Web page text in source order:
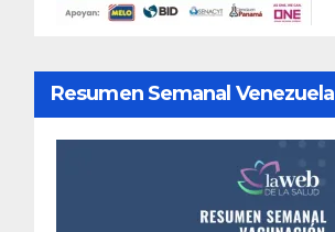
Resumen Semanal Venezuela